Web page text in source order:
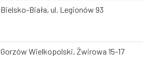
Bielsko-Biała, ul. Legionów 93
Gorzów Wielkopolski, Żwirowa 15-17